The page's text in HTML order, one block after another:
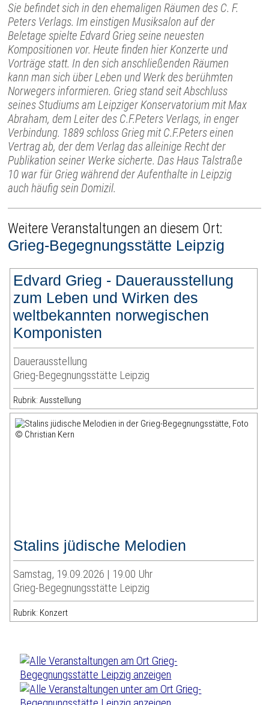
Sie befindet sich in den ehemaligen Räumen des C. F.
Peters Verlags. Im einstigen Musiksalon auf der
Beletage spielte Edvard Grieg seine neuesten
Kompositionen vor. Heute finden hier Konzerte und
Vorträge statt. In den sich anschließenden Räumen
kann man sich über Leben und Werk des berühmten
Norwegers informieren. Grieg stand seit Abschluss
seines Studiums am Leipziger Konservatorium mit Max
Abraham, dem Leiter des C.F.Peters Verlags, in enger
Verbindung. 1889 schloss Grieg mit C.F.Peters einen
Vertrag ab, der dem Verlag das alleinige Recht der
Publikation seiner Werke sicherte. Das Haus Talstraße
10 war für Grieg während der Aufenthalte in Leipzig
auch häufig sein Domizil.
Weitere Veranstaltungen an diesem Ort:
Grieg-Begegnungsstätte Leipzig
Edvard Grieg - Dauerausstellung
zum Leben und Wirken des
weltbekannten norwegischen
Komponisten
Dauerausstellung
Grieg-Begegnungsstätte Leipzig
Rubrik: Ausstellung
Stalins jüdische Melodien
Samstag, 19.09.2026 | 19:00 Uhr
Grieg-Begegnungsstätte Leipzig
Rubrik: Konzert